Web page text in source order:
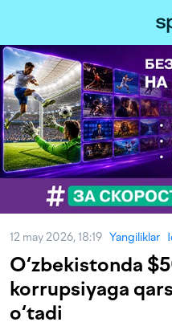
12 may 2026, 18:19 Yangiliklar
O‘zbekistonda
korrupsiyaga
o‘tadi